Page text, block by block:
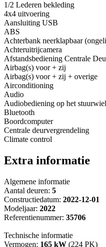
1/2 Lederen bekleding
4x4 uitvoering
Aansluiting USB
ABS
Achterbank neerklapbaar
Achteruitrijcamera
Afstandsbediening Centrale
Airbag(s) voor + zij
Airbag(s) voor + zij + overige
Airconditioning
Audio
Audiobediening op het stuurwiel
Bluetooth
Boordcomputer
Centrale deurvergrendeling
Climate control
Extra informatie
Algemene informatie
Aantal deuren: 5
Constructiedatum: 2022-12-01
Modeljaar: 2022
Referentienummer: 35706
Technische informatie
Vermogen: 165 kW (224 PK)